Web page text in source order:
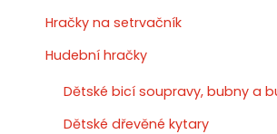
Hračky na setrvačník
Hudební hračky
Dětské bicí soupravy, bubny a
Dětské dřevěné kytary